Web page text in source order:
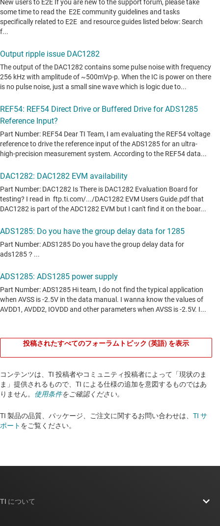
投稿されたすべてのフォーラムトピック (英語) を表示
コンテンツは、TI 投稿者やコミュニティ投稿者によって「現状のま
ま」提供されるもので、TI による仕様の追加を意図するものではあ
りません。 使用条件をご確認ください。
TI 製品の品質、パッケージ、ご注文に関するお問い合わせは、 TI サ
ポート をご覧ください。​​​​​​​​​​​​​​
TI について